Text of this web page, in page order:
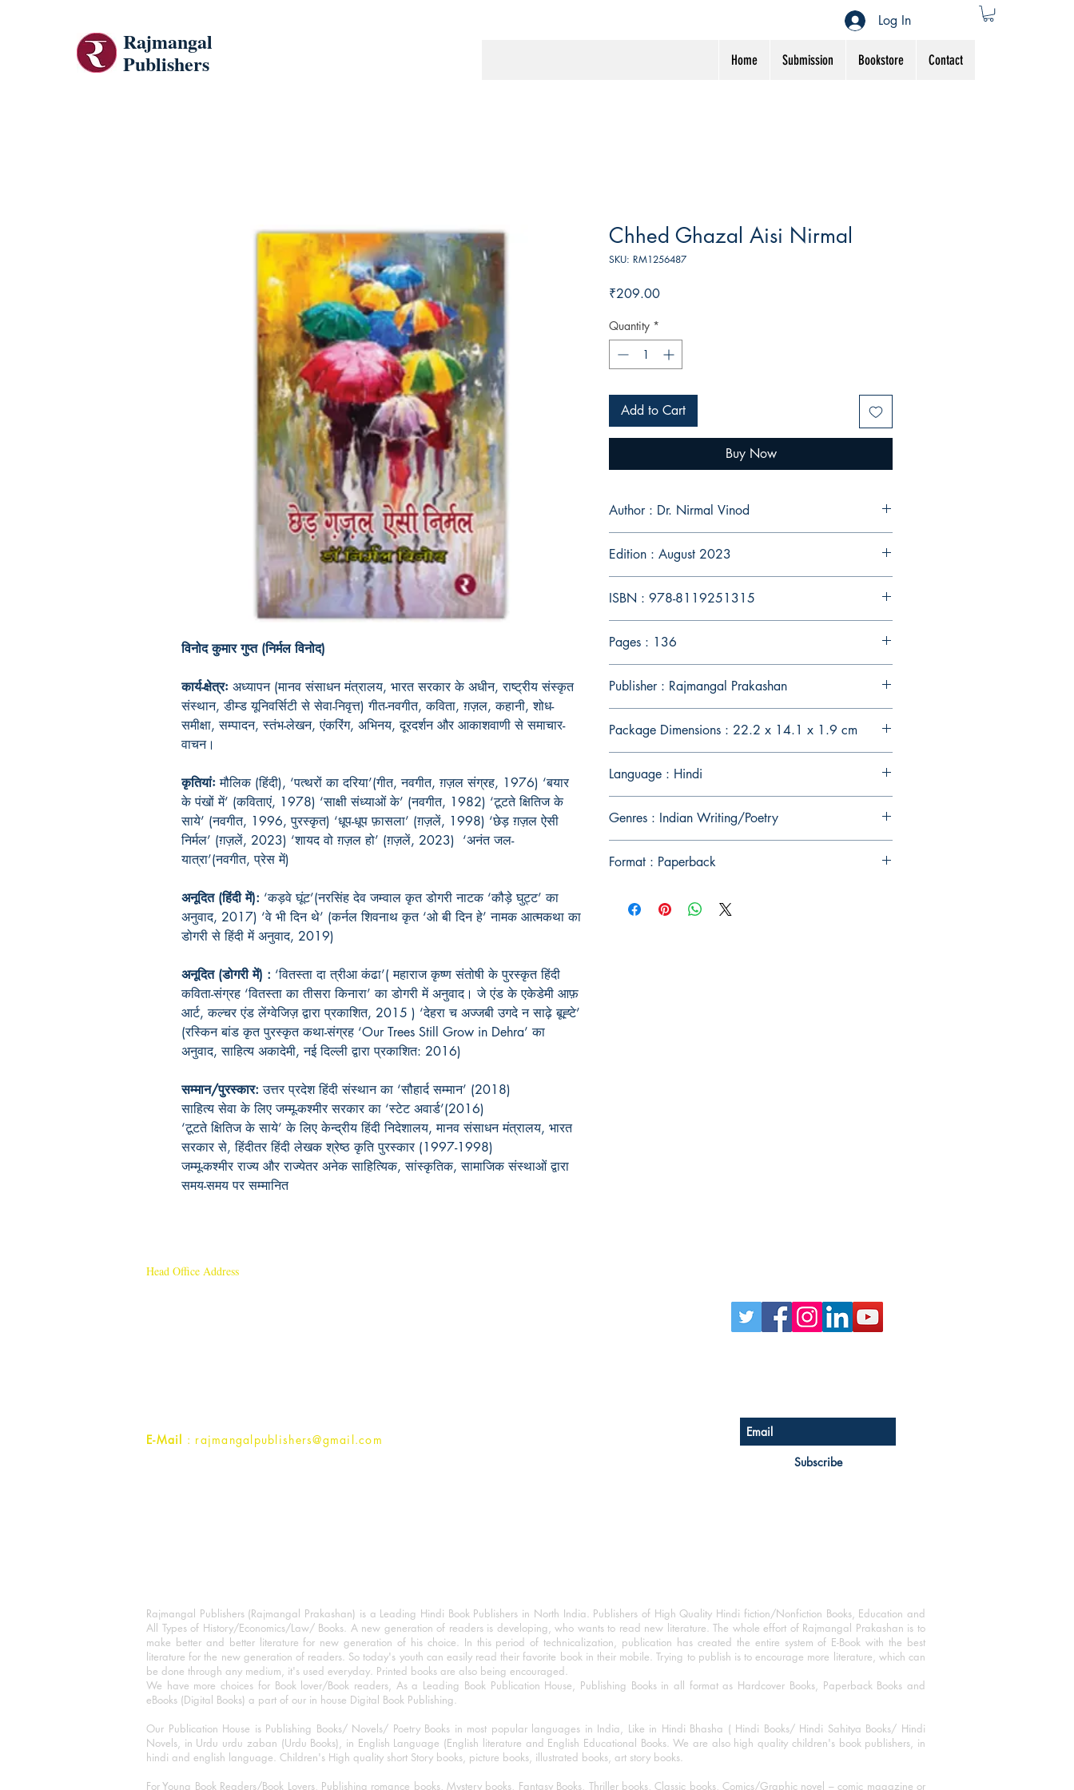
Rajmangal
Publishers
Home Submission Bookstore Contact
Log In
विनोद कुमार गुप्त (निर्मल विनोद)
कार्य-क्षेत्रः अध्यापन (मानव संसाधन मंत्रालय, भारत सरकार के अधीन, राष्ट्रीय संस्कृत
संस्थान, डीम्ड यूनिवर्सिटी से सेवा-निवृत्त) गीत-नवगीत, कविता, ग़ज़ल, कहानी, शोध-
समीक्षा, सम्पादन, स्तंभ-लेखन, एंकरिंग, अभिनय, दूरदर्शन और आकाशवाणी से समाचार-
वाचन।
कृतियांःमौलिक (हिंदी), ‘पत्थरों का दरिया’(गीत, नवगीत, ग़ज़ल संग्रह, 1976) ‘बयार
के पंखों में’ (कविताएं, 1978) ‘साक्षी संध्याओं के’ (नवगीत, 1982) ‘टूटते क्षितिज के
साये’ (नवगीत, 1996, पुरस्कृत) ‘धूप-धूप फ़ासला’ (ग़ज़लें, 1998) ‘छेड़ ग़ज़ल ऐसी
निर्मल’ (ग़ज़लें, 2023) ‘शायद वो ग़ज़ल हो’ (ग़ज़लें, 2023) ‘अनंत जल-
यात्रा’(नवगीत, प्रेस में)
अनूदित (हिंदी में): ‘कड़वे घूंट’(नरसिंह देव जम्वाल कृत डोगरी नाटक ‘कौड़े घुट्ट’ का
अनुवाद, 2017) ‘वे भी दिन थे’ (कर्नल शिवनाथ कृत ‘ओ बी दिन हे’ नामक आत्मकथा का
डोगरी से हिंदी में अनुवाद, 2019)
अनूदित (डोगरी में) : ‘वितस्ता दा त्रीआ कंढा’( महाराज कृष्ण संतोषी के पुरस्कृत हिंदी
कविता-संग्रह ‘वितस्ता का तीसरा किनारा’ का डोगरी में अनुवाद। जे एंड के एकेडेमी आफ़
आर्ट, कल्चर एंड लेंग्वेजिज़ द्वारा प्रकाशित, 2015 ) ‘देहरा च अज्जबी उगदे न साढ़े बूह्टे’
(रस्किन बांड कृत पुरस्कृत कथा-संग्रह ‘Our Trees Still Grow in Dehra’ का
अनुवाद, साहित्य अकादेमी, नई दिल्ली द्वारा प्रकाशित: 2016)
सम्मान/पुरस्कार:उत्तर प्रदेश हिंदी संस्थान का ‘सौहार्द सम्मान’ (2018)
साहित्य सेवा के लिए जम्मू-कश्मीर सरकार का ‘स्टेट अवार्ड’(2016)
‘टूटते क्षितिज के साये’ के लिए केन्द्रीय हिंदी निदेशालय, मानव संसाधन मंत्रालय, भारत
सरकार से, हिंदीतर हिंदी लेखक श्रेष्ठ कृति पुरस्कार (1997-1998)
जम्मू-कश्मीर राज्य और राज्येतर अनेक साहित्यिक, सांस्कृतिक, सामाजिक संस्थाओं द्वारा
समय-समय पर सम्मानित
Chhed Ghazal Aisi Nirmal
SKU: RM1256487
₹209.00Price
Quantity *
Add to Cart
Buy Now
Author : Dr. Nirmal Vinod
Edition : August 2023
ISBN : 978-8119251315
Pages : 136
Publisher : Rajmangal Prakashan
Package Dimensions : 22.2 x 14.1 x 1.9 cm
Language : Hindi
Genres : Indian Writing/Poetry
Format : Paperback
Head Office Address
E-Mail : rajmangalpublishers@gmail.com
Subscribe
Rajmangal Publishers (Rajmangal Prakashan) is a Leading Hindi Book Publishers in North India. Publishers of High Quality Hindi fiction/Nonfiction Books, Education and
All Types of History/Economics/Law/ Books. A new generation of readers is developing, who wants to read new literature. The whole effort of Rajmangal Prakashan is to
make better and better literature for new generation of his choice. In this period of technicalization, publication has created the entire system of E-Book with the best
literature for the new generation of readers. So today's youth can easily read their favorite book in their mobile. Trying to publish is to encourage more literature, which can
be done through any medium, it's used everyday. Printed books are also being encouraged.
We have more choices for Book lover/Book readers, As a Leading Book Publication House, Publishing Books in all format as Hardcover Books, Paperback Books and
eBooks (Digital Books) a part of our in house Digital Book Publishing.
Our Publication House is Publishing Books/ Novels/ Poetry Books in most popular languages in India, Like in Hindi Bhasha ( Hindi Books/ Hindi Sahitya Books/ Hindi
Novels, in Urdu urdu zaban (Urdu Books), in English Language (English literature and English Educational Books. We are also high quality children's book publishers, in
hindi and english language. Children's High quality short Story books, picture books, illustrated books, art story books.
For Young Book Readers/Book Lovers, Publishing romance books, Mystery books, Fantasy Books, Thriller books, Classic books, Comics/Graphic novel – comic magazine or